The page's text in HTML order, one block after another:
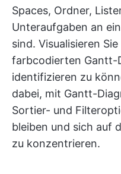
Spaces, Ordner,
Unteraufgaben an
sind. Visualisieren
farbcodierten Gantt-
identifizieren zu
dabei, mit Gantt-
Sortier- und
bleiben und sich auf
zu konzentrieren.